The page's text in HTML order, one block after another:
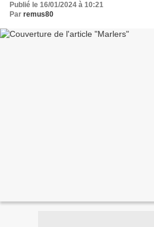
Publié le 16/01/2024 à 10:21
Par remus80